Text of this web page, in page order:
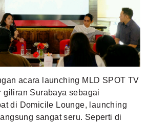
acara launching MLD SPOT TV
giliran Surabaya sebagai
di Domicile Lounge, launching
sangat seru. Seperti di